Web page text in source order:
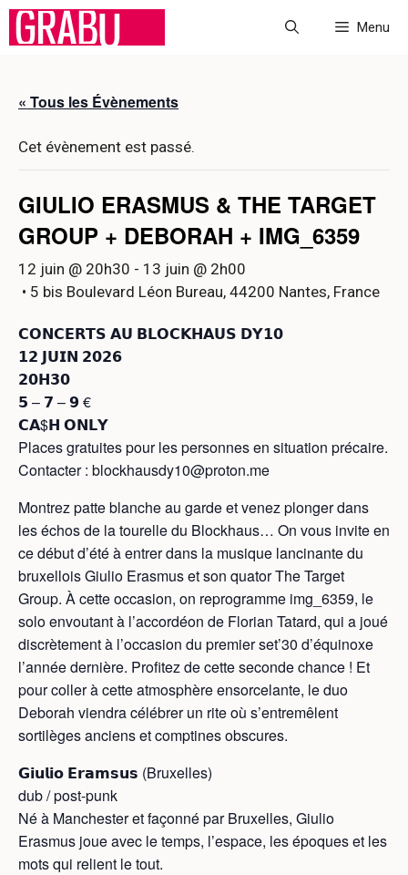
Aller
Menu
« Tous les Évènements
Cet évènement est passé.
GIULIO ERASMUS & THE TARGET
GROUP + DEBORAH + IMG_6359
12 juin @ 20h30 - 13 juin @ 2h00
• 5 bis Boulevard Léon Bureau, 44200 Nantes, France
𝗖𝗢𝗡𝗖𝗘𝗥𝗧𝗦 𝗔𝗨 𝗕𝗟𝗢𝗖𝗞𝗛𝗔𝗨𝗦 𝗗𝗬𝟭𝟬
𝟭𝟮 𝗝𝗨𝗜𝗡 𝟮𝟬𝟮𝟲
𝟮𝟬𝗛𝟯𝟬
𝟱 – 𝟳 – 𝟵 €
𝗖𝗔$𝗛 𝗢𝗡𝗟𝗬
Places gratuites pour les personnes en situation précaire.
Contacter : blockhausdy10@proton.me
Montrez patte blanche au garde et venez plonger dans
les échos de la tourelle du Blockhaus… On vous invite en
ce début d’été à entrer dans la musique lancinante du
bruxellois Giulio Erasmus et son quator The Target
Group. À cette occasion, on reprogramme img_6359, le
solo envoutant à l’accordéon de Florian Tatard, qui a joué
discrètement à l’occasion du premier set’30 d’équinoxe
l’année dernière. Profitez de cette seconde chance ! Et
pour coller à cette atmosphère ensorcelante, le duo
Deborah viendra célébrer un rite où s’entremêlent
sortilèges anciens et comptines obscures.
𝗚𝗶𝘂𝗹𝗶𝗼 𝗘𝗿𝗮𝗺𝘀𝘂𝘀 (Bruxelles)
dub / post-punk
Né à Manchester et façonné par Bruxelles, Giulio
Erasmus joue avec le temps, l’espace, les époques et les
mots qui relient le tout.